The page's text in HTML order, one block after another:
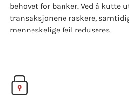
behovet for banker. Ved å kutte
transaksjonene raskere,
menneskelige feil reduseres.